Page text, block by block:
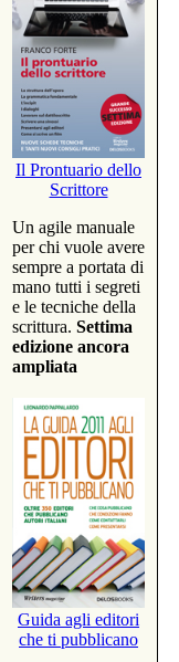
Il Prontuario dello
Scrittore
Un agile manuale
per chi vuole avere
sempre a portata di
mano tutti i segreti
e le tecniche della
scrittura. Settima
edizione ancora
ampliata
Guida agli editori
che ti pubblicano